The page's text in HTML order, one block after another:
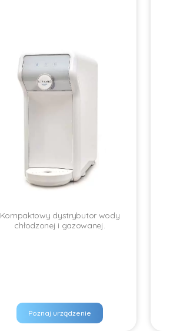
Kompaktowy dystrybutor wody
chłodzonej i gazowanej.
Poznaj urządzenie